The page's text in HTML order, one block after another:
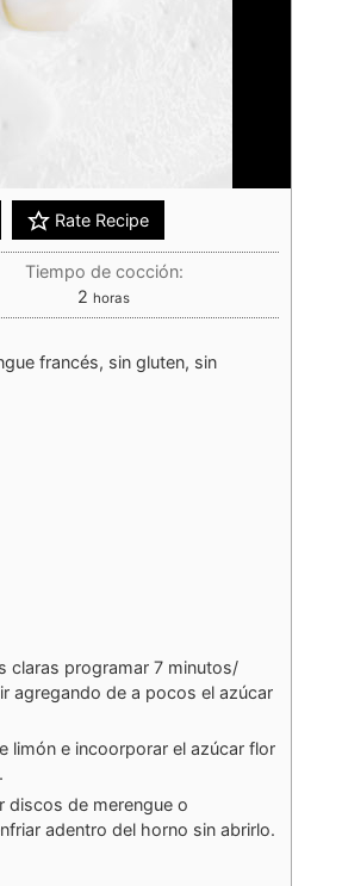
Rate Recipe
Tiempo de cocción:
2 horas
francés, sin gluten, sin
claras programar 7 minutos/
agregando de a pocos el azúcar
limón e incoorporar el azúcar flor
discos de merengue o
adentro del horno sin abrirlo.